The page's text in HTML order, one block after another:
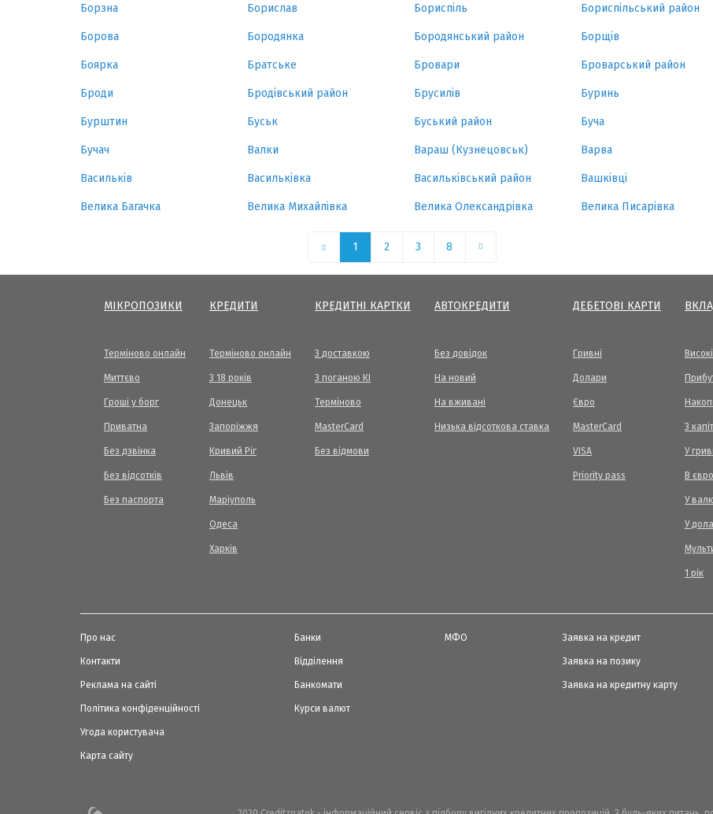
Борзна Борислав Бориспіль Бориспільський район
Борова Бородянка Бородянський район Борщів
Боярка Братське Бровари Броварський район
Броди Бродівський район Брусилів Буринь
Бурштин Буськ Буський район Буча
Бучач Валки Вараш (Кузнецовськ) Варва
Васильків Васильківка Васильківський район Вашківці
Велика Багачка Велика Михайлівка Велика Олександрівка Велика Писарівка
1 2 3 8
МІКРОПОЗИКИ
Терміново онлайн
Миттєво
Гроші у борг
Приватна
Без дзвінка
Без відсотків
Без паспорта
КРЕДИТИ
Терміново онлайн
З 18 років
Донецьк
Запоріжжя
Кривий Ріг
Львів
Маріуполь
Одеса
Харків
КРЕДИТНІ КАРТКИ
З доставкою
З поганою КІ
Терміново
МasterCard
Без відмови
АВТОКРЕДИТИ
Без довідок
На новий
На вживані
Низька відсоткова ставка
ДЕБЕТОВІ КАРТИ
Гривні
Долари
Євро
MasterCard
VISA
Priority pass
З
У
В євро
У
У
1 рік
Про нас
Контакти
Реклама на сайті
Політика конфіденційності
Угода користувача
Карта сайту
Банки
Відділення
Банкомати
Курси валют
МФО Заявка на кредит
Заявка на позику
Заявка на кредитну карту